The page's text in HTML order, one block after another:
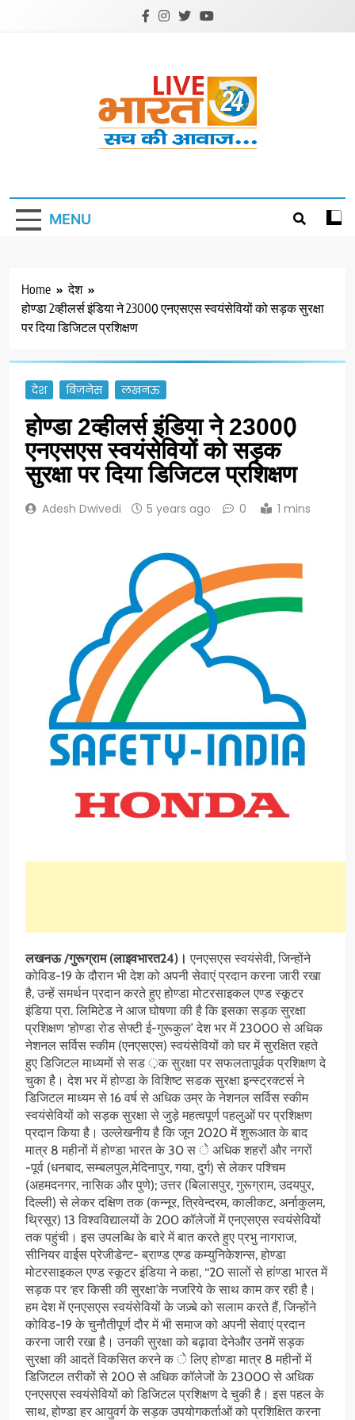
MENU
Home
देश
होण्डा 2व्हीलर्स इंडिया ने 23000़ एनएसएस स्वयंसेवियों को सड़क सुरक्षा
पर दिया डिजिटल प्रशिक्षण
देश बिज़नेस लखनऊ
होण्डा 2व्हीलर्स इंडिया ने 23000़
एनएसएस स्वयंसेवियों को सड़क
सुरक्षा पर दिया डिजिटल प्रशिक्षण
Adesh Dwivedi 5 years ago 0 1 mins
लखनऊ /गुरूग्राम (लाइवभारत24)। एनएसएस स्वयंसेवी, जिन्होंने
कोविड-19 के दौरान भी देश को अपनी सेवाएं प्रदान करना जारी रखा
है, उन्हें समर्थन प्रदान करते हुए होण्डा मोटरसाइकल एण्ड स्कूटर
इंडिया प्रा. लिमिटेड ने आज घोषणा की है कि इसका सड़क सुरक्षा
प्रशिक्षण ‘होण्डा रोड सेफ्टी ई-गुरूकुल’ देश भर में 23000 से अधिक
नेशनल सर्विस स्कीम (एनएसएस) स्वयंसेवियों को घर में सुरक्षित रहते
हुए डिजिटल माध्यमों से सड ़क सुरक्षा पर सफलतापूर्वक प्रशिक्षण दे
चुका है। देश भर में होण्डा के विशिष्ट सडक सुरक्षा इन्स्ट्रक्टर्स ने
डिजिटल माध्यम से 16 वर्ष से अधिक उम्र के नेशनल सर्विस स्कीम
स्वयंसेवियों को सड़क सुरक्षा से जुड़े महत्वपूर्ण पहलुओं पर प्रशिक्षण
प्रदान किया है। उल्लेखनीय है कि जून 2020 में शुरूआत के बाद
मात्र 8 महीनों में होण्डा भारत के 30 स े अधिक शहरों और नगरों
-पूर्व (धनबाद, सम्बलपुल,मेदिनापुर, गया, दुर्ग) से लेकर पश्चिम
(अहमदनगर, नासिक और पुणे); उत्तर (बिलासपुर, गुरूग्राम, उदयपुर,
दिल्ली) से लेकर दक्षिण तक (कन्नूर, त्रिवेन्दरम, कालीकट, अर्नाकुलम,
थ्रिसूर) 13 विश्वविद्यालयों के 200 कॉलेजों में एनएसएस स्वयंसेवियों
तक पहुंची। इस उपलब्धि के बारे में बात करते हुए प्रभु नागराज,
सीनियर वाईस प्रेजीडेन्ट- ब्राण्ड एण्ड कम्युनिकेशन्स, होण्डा
मोटरसाइकल एण्ड स्कूटर इंडिया ने कहा, ‘‘20 सालों से हांण्डा भारत में
सड़क पर ‘हर किसी की सुरक्षा’के नजरिये के साथ काम कर रही है।
हम देश में एनएसएस स्वयंसेवियों के जज़्बे को सलाम करते हैं, जिन्होंने
कोविड-19 के चुनौतीपूर्ण दौर में भी समाज को अपनी सेवाएं प्रदान
करना जारी रखा है। उनकी सुरक्षा को बढ़ावा देनेऔर उनमें सड़क
सुरक्षा की आदतें विकसित करने क े लिए होण्डा मात्र 8 महीनों में
डिजिटल तरीकों से 200 से अधिक कॉलेजों के 23000 से अधिक
एनएसएस स्वयंसेवियों को डिजिटल प्रशिक्षण दे चुकी है। इस पहल के
साथ, होण्डा हर आयुवर्ग के सड़क उपयोगकर्ताओं को प्रशिक्षित करना